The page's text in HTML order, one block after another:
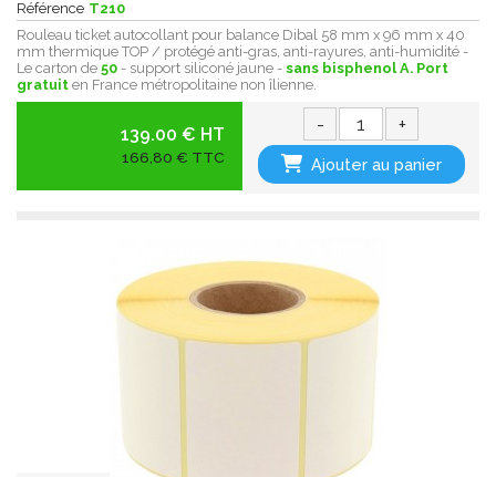
Référence T210
Rouleau ticket autocollant pour balance Dibal 58 mm x 96 mm x 40
mm thermique TOP / protégé anti-gras, anti-rayures, anti-humidité -
Le carton de 50 - support siliconé jaune - sans bisphenol A. Port
gratuit en France métropolitaine non îlienne.
139.00 € HT
166,80 € TTC
- +
Ajouter au panier